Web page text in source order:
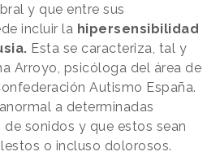
y que entre sus
incluir la hipersensibilidad
Esta se caracteriza, tal y
Arroyo, psicóloga del área de
Autismo España.
a determinadas
sonidos y que estos sean
o incluso dolorosos.